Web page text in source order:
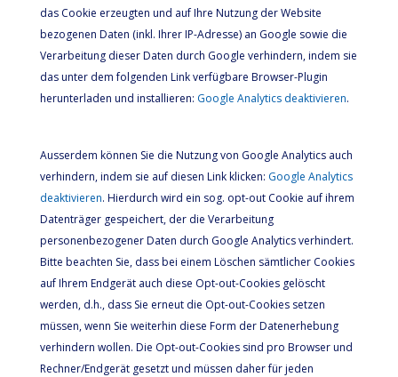
das Cookie erzeugten und auf Ihre Nutzung der Website
bezogenen Daten (inkl. Ihrer IP-Adresse) an Google sowie die
Verarbeitung dieser Daten durch Google verhindern, indem sie
das unter dem folgenden Link verfügbare Browser-Plugin
herunterladen und installieren: Google Analytics deaktivieren.
Ausserdem können Sie die Nutzung von Google Analytics auch
verhindern, indem sie auf diesen Link klicken: Google Analytics
deaktivieren. Hierdurch wird ein sog. opt-out Cookie auf ihrem
Datenträger gespeichert, der die Verarbeitung
personenbezogener Daten durch Google Analytics verhindert.
Bitte beachten Sie, dass bei einem Löschen sämtlicher Cookies
auf Ihrem Endgerät auch diese Opt-out-Cookies gelöscht
werden, d.h., dass Sie erneut die Opt-out-Cookies setzen
müssen, wenn Sie weiterhin diese Form der Datenerhebung
verhindern wollen. Die Opt-out-Cookies sind pro Browser und
Rechner/Endgerät gesetzt und müssen daher für jeden